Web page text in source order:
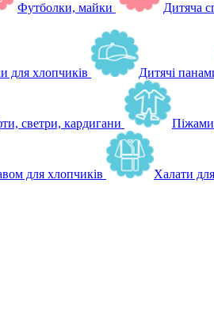
Футболки, майки Дитяча
для хлопчиків Дитячі
светри, кардигани Піжами
для хлопчиків Халати